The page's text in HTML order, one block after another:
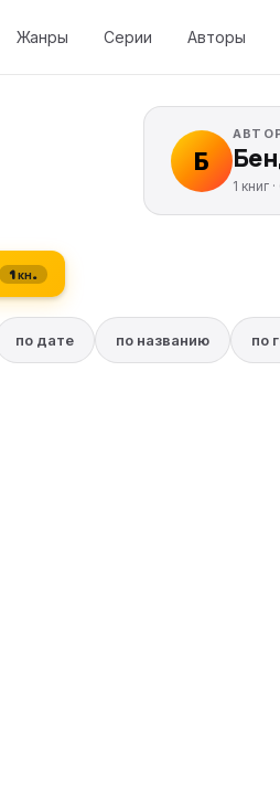
Жанры Серии Авторы
Б
1 книг ·
1 кн.
по дате по названию по